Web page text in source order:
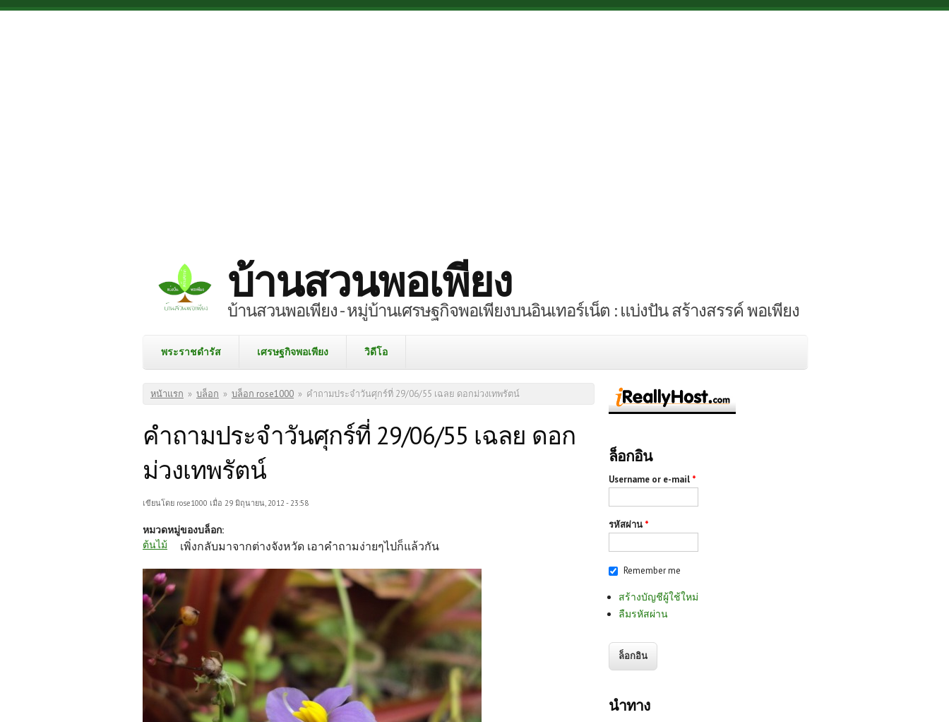
Skip to main content
บ้านสวนพอเพียง
บ้านสวนพอเพียง - หมู่บ้านเศรษฐกิจพอเพียงบนอินเทอร์เน็ต : แบ่งปัน สร้างสรรค์ พอเพียง
พระราชดำรัส เศรษฐกิจพอเพียง วิดีโอ
คุณอยู่ที่นี่
หน้าแรก » บล็อก » บล็อก rose1000 » คำถามประจำวันศุกร์ที่ 29/06/55 เฉลย ดอกม่วงเทพรัตน์
คำถามประจำวันศุกร์ที่ 29/06/55 เฉลย ดอก
ม่วงเทพรัตน์
เขียนโดย rose1000 เมื่อ 29 มิถุนายน, 2012 - 23:58
หมวดหมู่ของบล็อก:
ต้นไม้
เพิ่งกลับมาจากต่างจังหวัด เอาคำถามง่ายๆไปก็แล้วกัน
ล็อกอิน
Username or e-mail *
รหัสผ่าน *
Remember me
สร้างบัญชีผู้ใช้ใหม่
ลืมรหัสผ่าน
นำทาง